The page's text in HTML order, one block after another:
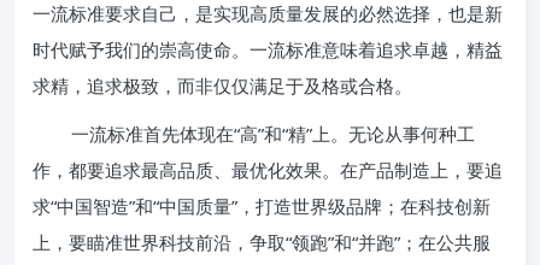
一流标准要求自己，是实现高质量发展的必然选择，也是新
时代赋予我们的崇高使命。一流标准意味着追求卓越，精益
求精，追求极致，而非仅仅满足于及格或合格。
一流标准首先体现在“高”和“精”上。无论从事何种工
作，都要追求最高品质、最优化效果。在产品制造上，要追
求“中国智造”和“中国质量”，打造世界级品牌；在科技创新
上，要瞄准世界科技前沿，争取“领跑”和“并跑”；在公共服